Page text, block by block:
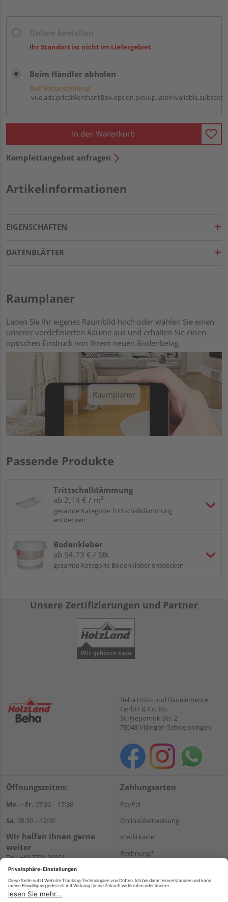
Ihr Standort ist nicht im Liefergebiet
Beim Händler abholen
Auf Vorbestellung:
vue.ads.priceMerchantBox.option.pickup.laterAvailable.subtext
In den Warenkorb
Komplettangebot anfragen
Artikelinformationen
EIGENSCHAFTEN
DATENBLÄTTER
Raumplaner
Laden Sie Ihr eigenes Raumbild hoch oder wählen Sie einen
unserer vordefinierten Räume aus und erhalten Sie einen
optischen Eindruck von Ihrem neuen Bodenbelag.
Raumplaner
Passende Produkte
Trittschalldämmung
ab 2,14 € / m²
gesamte Kategorie Trittschalldämmung
entdecken
Bodenkleber
ab 54,73 € / Stk.
gesamte Kategorie Bodenkleber entdecken
Unsere Zertifizierungen und Partner
Beha Holz- und Bauelemente
GmbH & Co. KG
St.-Nepomuk-Str. 2
78048 Villingen-Schwenningen
Öffnungszeiten:
Mo. – Fr. 07:30 – 17:30
Sa. 08:30 – 12:30
Wir helfen Ihnen gerne
weiter
Tel.:+49 7721 56051
E-Mail:onlineshop@holzland-
WhatsApp
Zahlungsarten
PayPal
Onlineüberweisung
Kreditkarte
Rechnung*
Versand